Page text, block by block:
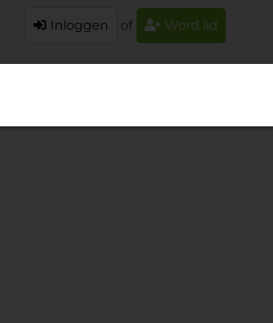
Inloggen of Word lid